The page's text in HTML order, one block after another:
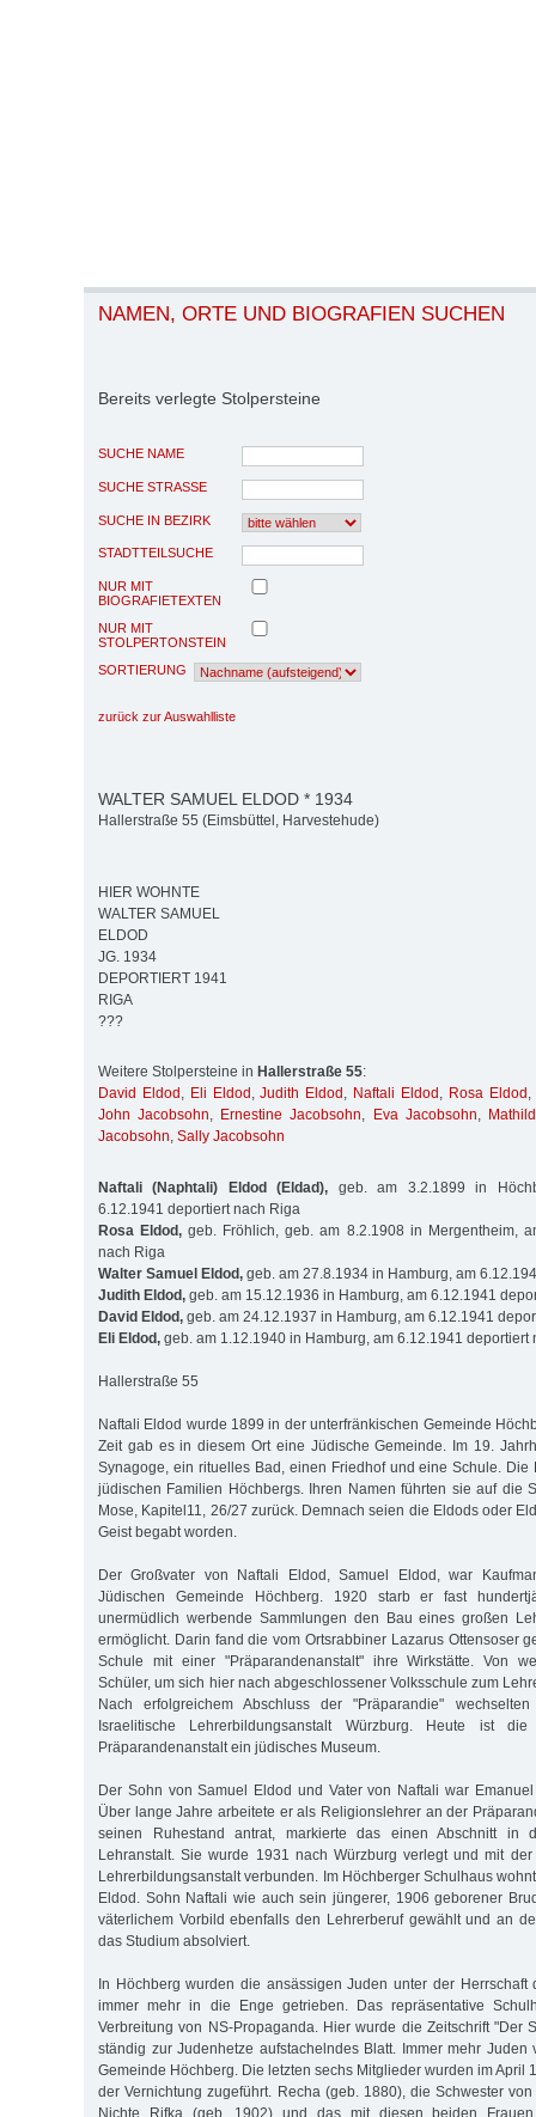
NAMEN, ORTE UND BIOGRAFIEN SUCHEN
Bereits verlegte Stolpersteine
SUCHE NAME
SUCHE STRASSE
SUCHE IN BEZIRK
STADTTEILSUCHE
NUR MIT
BIOGRAFIETEXTEN
NUR MIT
STOLPERTONSTEIN
SORTIERUNG
zurück zur Auswahlliste
WALTER SAMUEL ELDOD * 1934
Hallerstraße 55 (Eimsbüttel, Harvestehude)
HIER WOHNTE
WALTER SAMUEL
ELDOD
JG. 1934
DEPORTIERT 1941
RIGA
???
Weitere Stolpersteine in Hallerstraße 55:
David Eldod , Eli Eldod ,Judith Eldod , Naftali Eldod , Rosa Eldod ,
John Jacobsohn, Ernestine Jacobsohn, Eva Jacobsohn,
Jacobsohn, Sally Jacobsohn
Naftali (Naphtali) Eldod (Eldad), geb. am 3.2.1899 in
6.12.1941 deportiert nach Riga
Rosa Eldod, geb. Fröhlich, geb. am 8.2.1908 in Mergentheim,
nach Riga
Walter Samuel Eldod, geb. am 27.8.1934 in Hamburg, am
Judith Eldod, geb. am 15.12.1936 in Hamburg, am 6.12.1941
David Eldod, geb. am 24.12.1937 in Hamburg, am 6.12.1941
Eli Eldod, geb. am 1.12.1940 in Hamburg, am 6.12.1941 deportiert
Hallerstraße 55
Naftali Eldod wurde 1899 in der unterfränkischen Gemeinde
Zeit gab es in diesem Ort eine Jüdische Gemeinde. Im 19.
Synagoge, ein rituelles Bad, einen Friedhof und eine Schule.
jüdischen Familien Höchbergs. Ihren Namen führten sie auf die
Mose, Kapitel11, 26/27 zurück. Demnach seien die Eldods oder
Geist begabt worden.
Der Großvater von Naftali Eldod, Samuel Eldod, war
Jüdischen Gemeinde Höchberg. 1920 starb er fast
unermüdlich werbende Sammlungen den Bau eines großen
ermöglicht. Darin fand die vom Ortsrabbiner Lazarus Ottensoser
Schule mit einer "Präparandenanstalt" ihre Wirkstätte. Von
Schüler, um sich hier nach abgeschlossener Volksschule zum
Nach erfolgreichem Abschluss der "Präparandie"
Israelitische Lehrerbildungsanstalt Würzburg. Heute ist
Präparandenanstalt ein jüdisches Museum.
Der Sohn von Samuel Eldod und Vater von Naftali war
Über lange Jahre arbeitete er als Religionslehrer an der
seinen Ruhestand antrat, markierte das einen Abschnitt in
Lehranstalt. Sie wurde 1931 nach Würzburg verlegt und mit
Lehrerbildungsanstalt verbunden. Im Höchberger Schulhaus
Eldod. Sohn Naftali wie auch sein jüngerer, 1906 geborener
väterlichem Vorbild ebenfalls den Lehrerberuf gewählt und an
das Studium absolviert.
In Höchberg wurden die ansässigen Juden unter der Herrschaft
immer mehr in die Enge getrieben. Das repräsentative
Verbreitung von NS-Propaganda. Hier wurde die Zeitschrift "Der
ständig zur Judenhetze aufstachelndes Blatt. Immer mehr Juden
Gemeinde Höchberg. Die letzten sechs Mitglieder wurden im April
der Vernichtung zugeführt. Recha (geb. 1880), die Schwester
Nichte Rifka (geb. 1902) und das mit diesen beiden Frauen